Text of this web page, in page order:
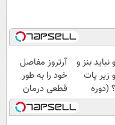
نباید بنز و
زیر پات
(دوره
درآمد
آرتروز مفاصل
خود را به طور
قطعی درمان
کنید!
◗پرسش‌نامه◖